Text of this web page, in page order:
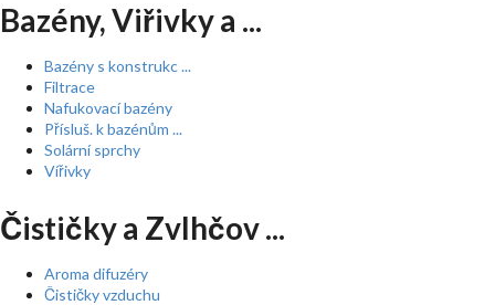
Bazény, Viřivky a ...
Bazény s konstrukc ...
Filtrace
Nafukovací bazény
Přísluš. k bazénům ...
Solární sprchy
Vířivky
Čističky a Zvlhčov ...
Aroma difuzéry
Čističky vzduchu